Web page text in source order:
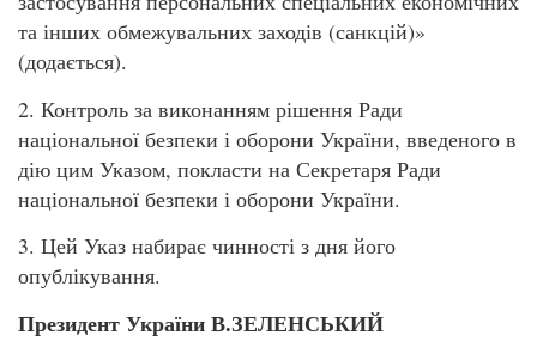
та інших обмежувальних заходів (санкцій)»
(додається).
2. Контроль за виконанням рішення Ради
національної безпеки і оборони України, введеного в
дію цим Указом, покласти на Секретаря Ради
національної безпеки і оборони України.
3. Цей Указ набирає чинності з дня його
опублікування.
Президент України В.ЗЕЛЕНСЬКИЙ